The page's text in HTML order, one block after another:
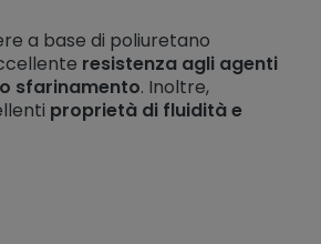
a base di poliuretano
resistenza agli agenti
sfarinamento. Inoltre,
proprietà di fluidità e